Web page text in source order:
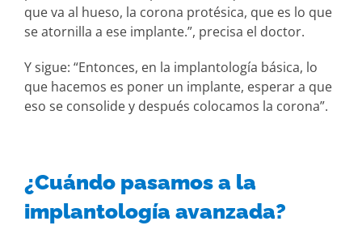
que va al hueso, la corona protésica, que es lo que
se atornilla a ese implante.”, precisa el doctor.
Y sigue: “Entonces, en la implantología básica, lo
que hacemos es poner un implante, esperar a que
eso se consolide y después colocamos la corona”.
¿Cuándo pasamos a la
implantología avanzada?